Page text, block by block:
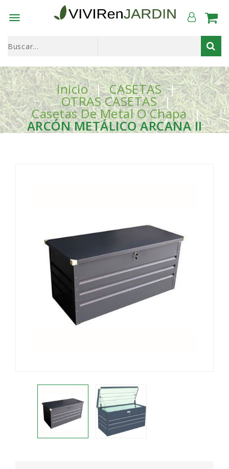

Inicio CASETAS
OTRAS CASETAS
Casetas De Metal O Chapa
ARCÓN METÁLICO ARCANA II